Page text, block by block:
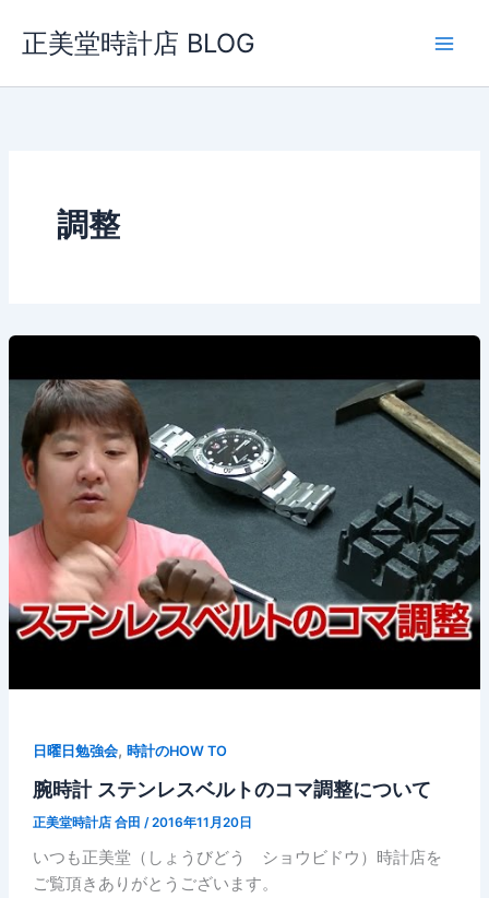
ス
正美堂時計店 BLOG
調整
日曜日勉強会, 時計のHOW TO
腕時計 ステンレスベルトのコマ調整について
正美堂時計店 合田 /2016年11月20日
いつも正美堂（しょうびどう ショウビドウ）時計店を
ご覧頂きありがとうございます。